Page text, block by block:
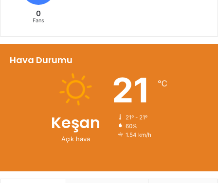
0
Fans
Hava Durumu
Keşan
Açık hava
21 ℃
21º - 21º
60%
1.54 km/h